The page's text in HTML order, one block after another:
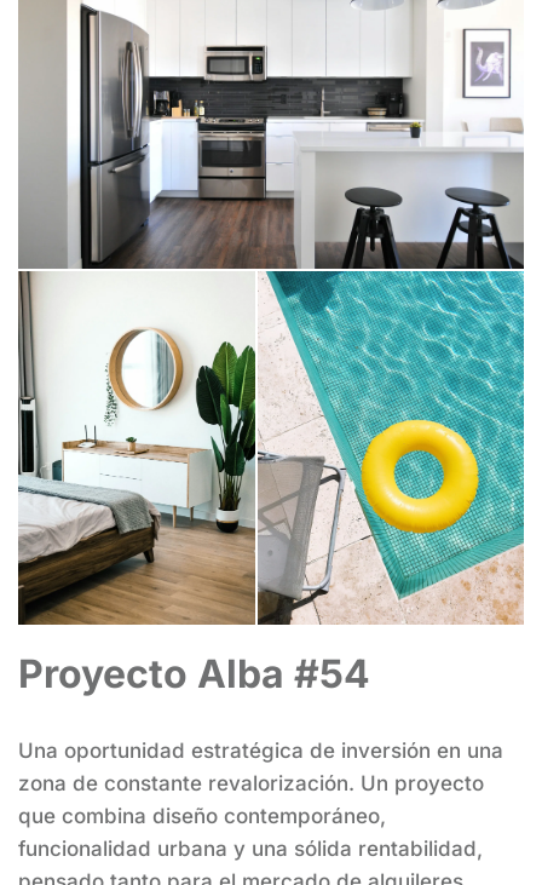
Proyecto Alba #54
Una oportunidad estratégica de inversión en una
zona de constante revalorización. Un proyecto
que combina diseño contemporáneo,
funcionalidad urbana y una sólida rentabilidad,